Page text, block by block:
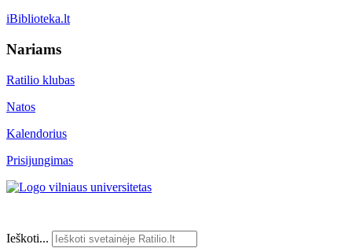
iBiblioteka.lt
Nariams
Ratilio klubas
Natos
Kalendorius
Prisijungimas
Ieškoti...